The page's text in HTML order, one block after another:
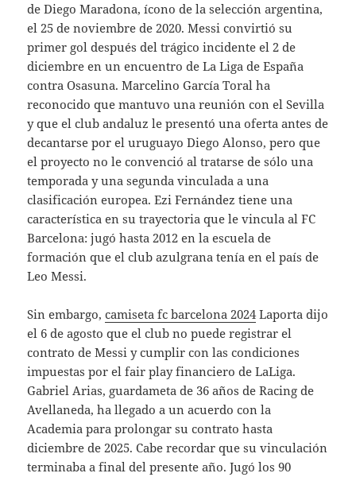
de Diego Maradona, ícono de la selección argentina,
el 25 de noviembre de 2020. Messi convirtió su
primer gol después del trágico incidente el 2 de
diciembre en un encuentro de La Liga de España
contra Osasuna. Marcelino García Toral ha
reconocido que mantuvo una reunión con el Sevilla
y que el club andaluz le presentó una oferta antes de
decantarse por el uruguayo Diego Alonso, pero que
el proyecto no le convenció al tratarse de sólo una
temporada y una segunda vinculada a una
clasificación europea. Ezi Fernández tiene una
característica en su trayectoria que le vincula al FC
Barcelona: jugó hasta 2012 en la escuela de
formación que el club azulgrana tenía en el país de
Leo Messi.
Sin embargo,camiseta fc barcelona 2024Laporta dijo
el 6 de agosto que el club no puede registrar el
contrato de Messi y cumplir con las condiciones
impuestas por el fair play financiero de LaLiga.
Gabriel Arias, guardameta de 36 años de Racing de
Avellaneda, ha llegado a un acuerdo con la
Academia para prolongar su contrato hasta
diciembre de 2025. Cabe recordar que su vinculación
terminaba a final del presente año. Jugó los 90